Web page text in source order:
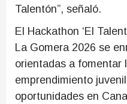
Talentón”, señaló.
El Hackathon ‘El
La Gomera 2026 se
orientadas a fomentar
emprendimiento
oportunidades en